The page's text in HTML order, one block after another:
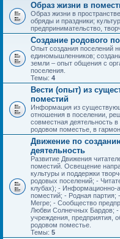
Образ жизни в
Образ жизни в
обряды и праздники;
предпринимательство,
Создание родового
Опыт создания поселений
единомышленников;
земли – опыт общения с
поселения.
Темы: 4
Вести (опыт) из
поместий
Информация из
отношения в поселении,
совместная деятельность
родовом поместье, в
Движение по
деятельность
Развитие Движения
поместий. Освещение
культуры и поддержки
родовых поселений; -
клубах); - Информационно-
поместий; - Родная партия;
Мегре; - Сообщество
Любви Солнечных Бардов; -
учреждения, предприятия,
родовом поместье.
Темы: 5